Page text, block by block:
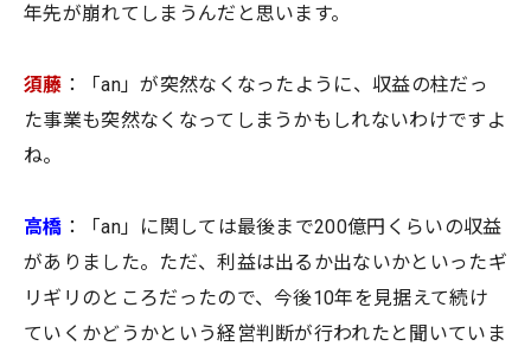
年先が崩れてしまうんだと思います。
須藤 ：「an」が突然なくなったように、収益の柱だっ
た事業も突然なくなってしまうかもしれないわけですよ
ね。
高橋 ：「an」に関しては最後まで200億円くらいの収益
がありました。ただ、利益は出るか出ないかといったギ
リギリのところだったので、今後10年を見据えて続け
ていくかどうかという経営判断が行われたと聞いていま